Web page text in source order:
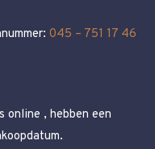
045 – 751 17 46
online , hebben een